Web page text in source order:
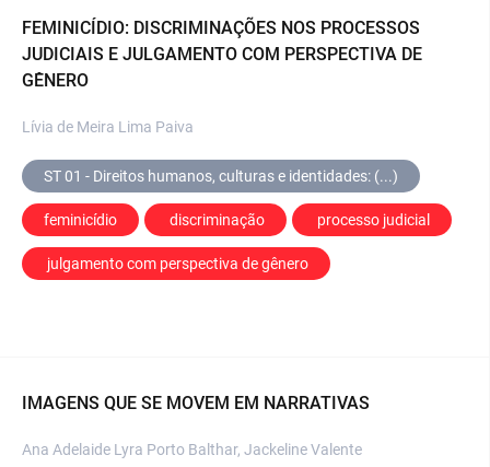
FEMINICÍDIO: DISCRIMINAÇÕES NOS PROCESSOS
JUDICIAIS E JULGAMENTO COM PERSPECTIVA DE
GÊNERO
Lívia de Meira Lima Paiva
ST 01 - Direitos humanos, culturas e identidades: (...)
feminicídio discriminação processo judicial
julgamento com perspectiva de gênero
IMAGENS QUE SE MOVEM EM NARRATIVAS
Ana Adelaide Lyra Porto Balthar, Jackeline Valente